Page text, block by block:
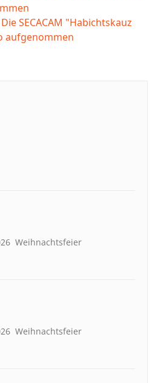
SECACAM "Habichtskauz
aufgenommen
Weihnachtsfeier
Weihnachtsfeier